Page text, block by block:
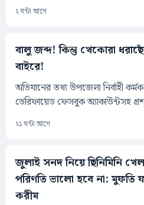
২ ঘন্টা আগে
বালু জব্দ! কিন্তু খেকোরা
বাইরে!
অভিযানের তথ্য উপজেলা নির্বাহী
ভেরিফায়েড ফেসবুক অ্যাকাউন্টসহ
২১ ঘন্টা আগে
জুলাই সনদ নিয়ে ছিনিমিনি
পরিণতি ভালো হবে না:
করীম